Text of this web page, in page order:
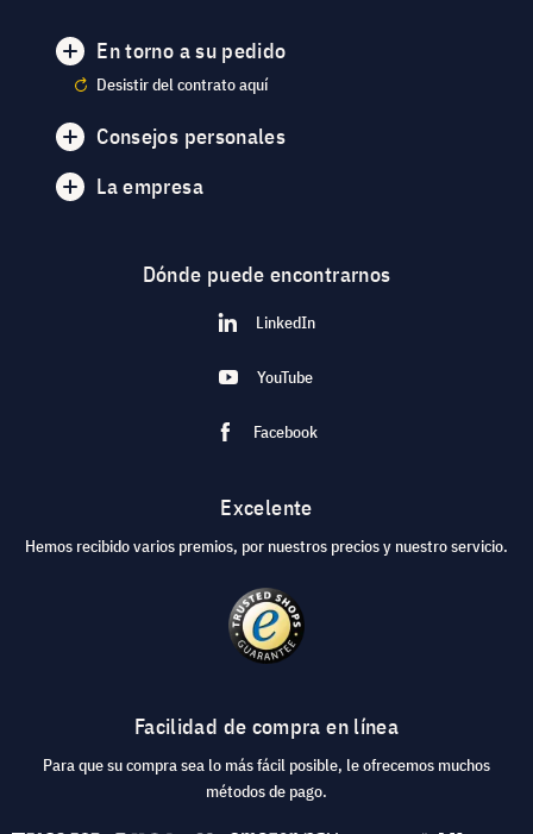
En torno a su pedido
Desistir del contrato aquí
Consejos personales
La empresa
Dónde puede encontrarnos
LinkedIn
YouTube
Facebook
Excelente
Hemos recibido varios premios, por nuestros precios y nuestro servicio.
Facilidad de compra en línea
Para que su compra sea lo más fácil posible, le ofrecemos muchos
métodos de pago.